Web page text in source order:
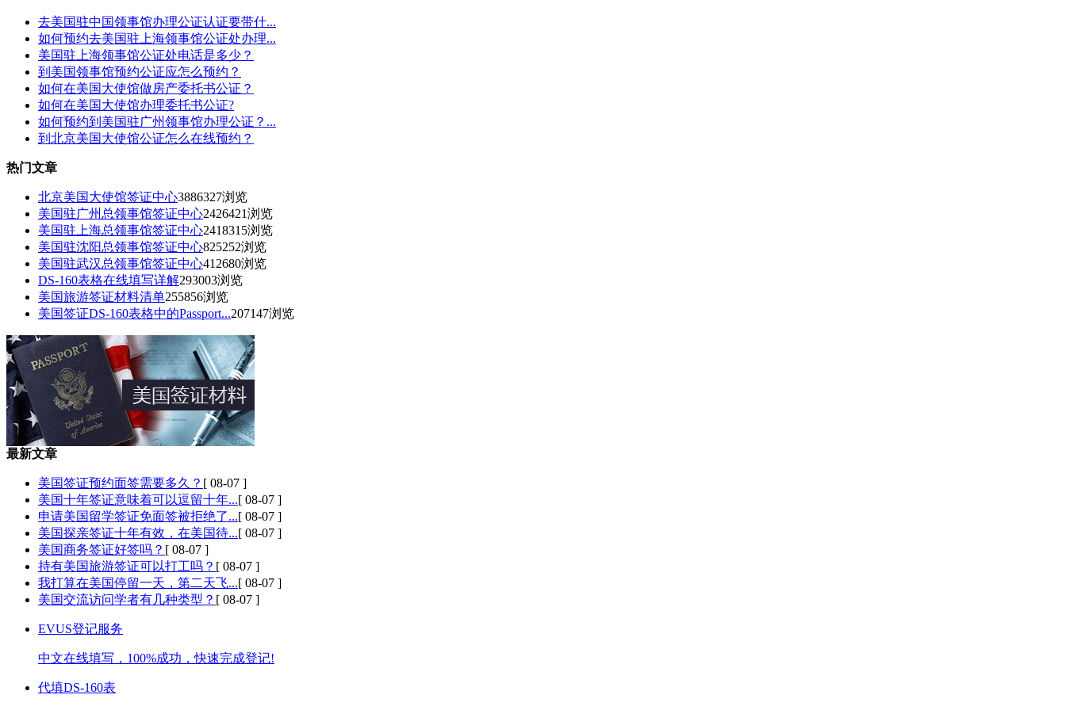
去美国驻中国领事馆办理公证认证要带什...
如何预约去美国驻上海领事馆公证处办理...
美国驻上海领事馆公证处电话是多少？
到美国领事馆预约公证应怎么预约？
如何在美国大使馆做房产委托书公证？
如何在美国大使馆办理委托书公证?
如何预约到美国驻广州领事馆办理公证？...
到北京美国大使馆公证怎么在线预约？
热门文章
北京美国大使馆签证中心3886327浏览
美国驻广州总领事馆签证中心2426421浏览
美国驻上海总领事馆签证中心2418315浏览
美国驻沈阳总领事馆签证中心825252浏览
美国驻武汉总领事馆签证中心412680浏览
DS-160表格在线填写详解293003浏览
美国旅游签证材料清单255856浏览
美国签证DS-160表格中的Passport...207147浏览
最新文章
美国签证预约面签需要多久？ [ 08-07 ]
美国十年签证意味着可以逗留十年...[ 08-07 ]
申请美国留学签证免面签被拒绝了...[ 08-07 ]
美国探亲签证十年有效，在美国待...[ 08-07 ]
美国商务签证好签吗？ [ 08-07 ]
持有美国旅游签证可以打工吗？ [ 08-07 ]
我打算在美国停留一天，第二天飞...[ 08-07 ]
美国交流访问学者有几种类型？ [ 08-07 ]
EVUS登记服务
中文在线填写，100%成功，快速完成登记!
代填DS-160表